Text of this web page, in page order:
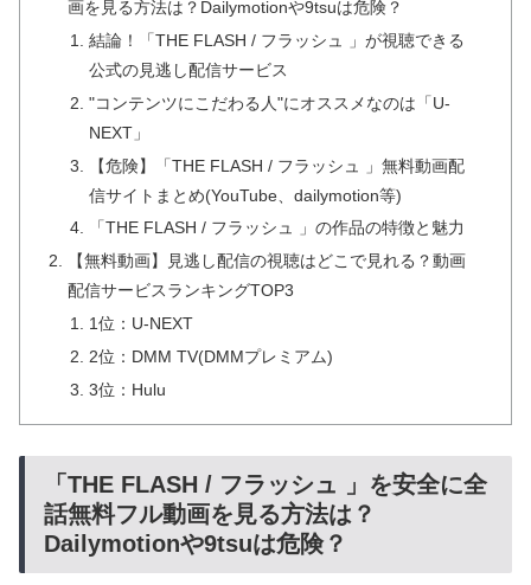
画を見る方法は？Dailymotionや9tsuは危険？
結論！「THE FLASH / フラッシュ 」が視聴できる
公式の見逃し配信サービス
"コンテンツにこだわる人"にオススメなのは「U-
NEXT」
【危険】「THE FLASH / フラッシュ 」無料動画配
信サイトまとめ(YouTube、dailymotion等)
「THE FLASH / フラッシュ 」の作品の特徴と魅力
【無料動画】見逃し配信の視聴はどこで見れる？動画
配信サービスランキングTOP3
1位：U-NEXT
2位：DMM TV(DMMプレミアム)
3位：Hulu
「THE FLASH / フラッシュ 」を安全に全
話無料フル動画を見る方法は？
Dailymotionや9tsuは危険？